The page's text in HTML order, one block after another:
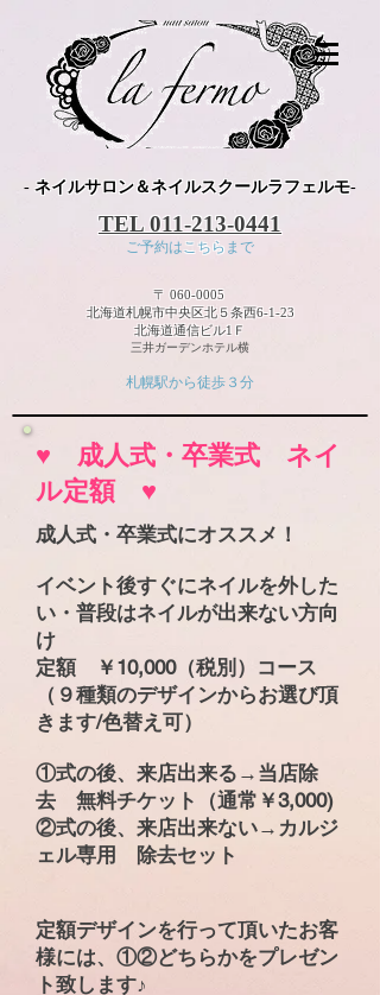
- ネイルサロン＆ネイルスクールラフェルモ-
TEL011-213-0441
ご予約はこちら まで
〒 060-0005
北海道札幌市中央区北５条西6-1-23
北海道通信ビル1Ｆ
三井ガーデンホテル横
札幌駅から徒歩３分
♥ 成人式・卒業式 ネイ
ル定額 ♥
成人式・卒業式にオススメ！
イベント後すぐにネイルを外した
い・普段はネイルが出来ない方向
け
定額 ￥10,000（税別）コース
（９種類のデザインからお選び頂
きます/色替え可）
①式の後、来店出来る→当店除
去 無料チケット（通常￥3,000)
②式の後、来店出来ない→カルジ
ェル専用 除去セット
定額デザインを行って頂いたお客
様には、①②どちらかをプレゼン
ト致します♪